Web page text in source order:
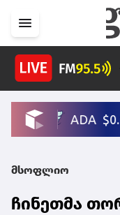
მსოფლიო
ჩინეთმა